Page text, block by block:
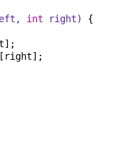
int right)
{